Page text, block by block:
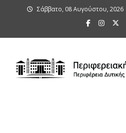
Σάββατο, 08 Αυγούστου, 2026